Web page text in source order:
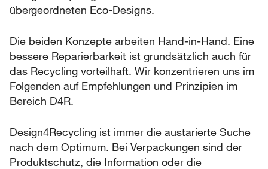
übergeordneten Eco-Designs.
Die beiden Konzepte arbeiten Hand-in-Hand. Eine
bessere Reparierbarkeit ist grundsätzlich auch für
das Recycling vorteilhaft. Wir konzentrieren uns im
Folgenden auf Empfehlungen und Prinzipien im
Bereich D4R.
Design4Recycling ist immer die austarierte Suche
nach dem Optimum. Bei Verpackungen sind der
Produktschutz, die Information oder die